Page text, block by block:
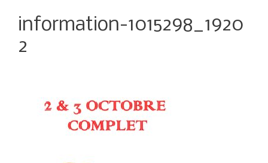
information-1015298_1920
2